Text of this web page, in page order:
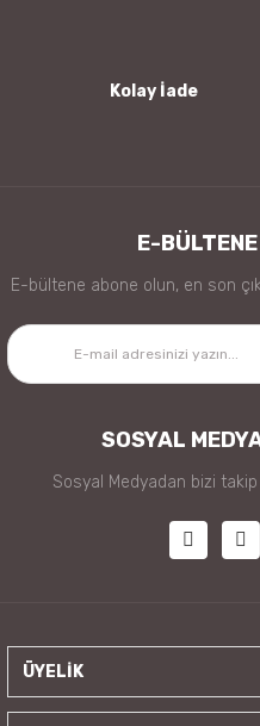
Kolay İade
E-
E-bültene abone olun, en son
SOSYAL
Sosyal Medyadan bizi
ÜYELİK